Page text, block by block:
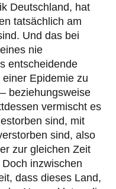
Deutschland, hat
tatsächlich am
Und das bei
nie
entscheidende
Epidemie zu
beziehungsweise
vermischt es
sind, mit
sind, also
zur gleichen Zeit
inzwischen
dass dieses Land,